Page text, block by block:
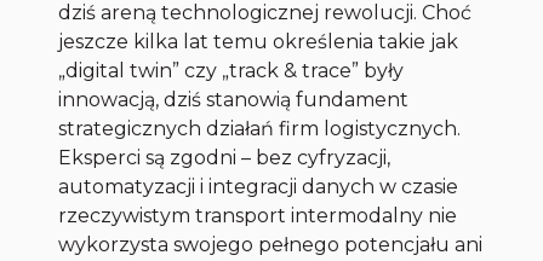
dziś areną technologicznej rewolucji. Choć
jeszcze kilka lat temu określenia takie jak
„digital twin” czy „track & trace” były
innowacją, dziś stanowią fundament
strategicznych działań firm logistycznych.
Eksperci są zgodni – bez cyfryzacji,
automatyzacji i integracji danych w czasie
rzeczywistym transport intermodalny nie
wykorzysta swojego pełnego potencjału ani